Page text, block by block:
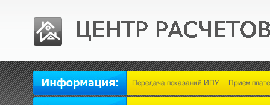
Передача показаний ИПУ Прием